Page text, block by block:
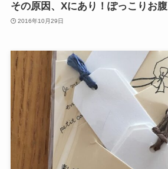
その原因、Xにあり！ぽっこりお腹
2016年10月29日